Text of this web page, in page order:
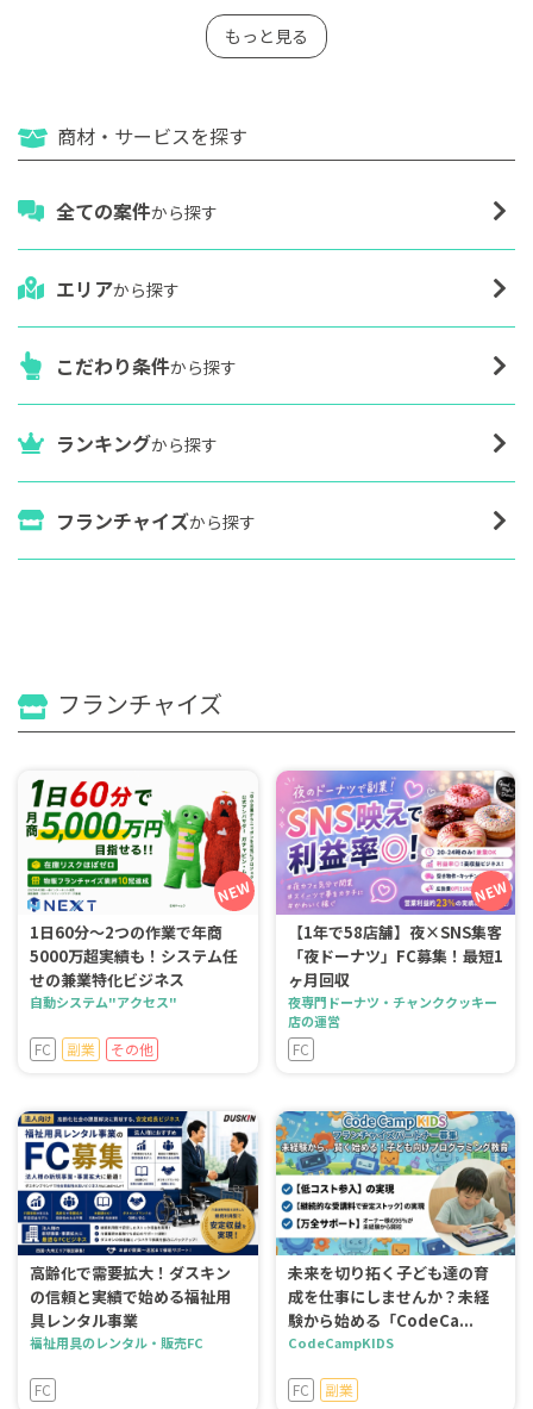
もっと見る
商材・サービスを探す
全ての案件から探す
エリアから探す
こだわり条件から探す
ランキングから探す
フランチャイズから探す
フランチャイズ
1日60分～2つの作業で年商
5000万超実績も！システム任
せの兼業特化ビジネス
自動システム"アクセス"
FC 副業 その他
【1年で58店舗】夜×SNS集客
「夜ドーナツ」FC募集！最短1
ヶ月回収
夜専門ドーナツ・チャンククッキー
店の運営
FC
高齢化で需要拡大！ダスキン
の信頼と実績で始める福祉用
具レンタル事業
福祉用具のレンタル・販売FC
FC
未来を切り拓く子ども達の育
成を仕事にしませんか？未経
験から始める「CodeCa...
CodeCampKIDS
FC 副業